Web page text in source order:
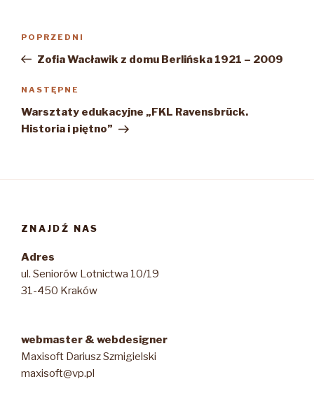
Poprzedni
wpis
POPRZEDNI
Zofia Wacławik z domu Berlińska 1921 – 2009
Następny
wpis
NASTĘPNE
Warsztaty edukacyjne „FKL Ravensbrück.
Historia i piętno”
ZNAJDŹ NAS
Adres
ul. Seniorów Lotnictwa 10/19
31-450 Kraków
webmaster & webdesigner
Maxisoft Dariusz Szmigielski
maxisoft@vp.pl